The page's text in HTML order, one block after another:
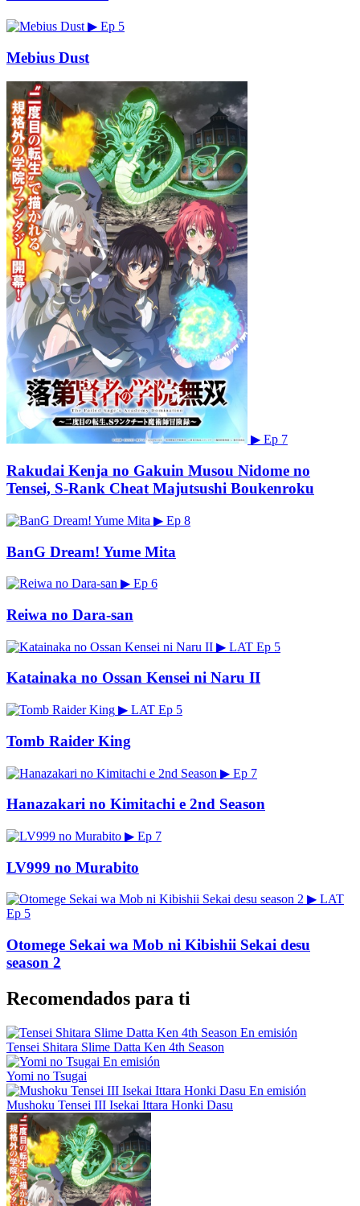
▶ Ep 5
Mebius Dust
▶ Ep 7
Rakudai Kenja no Gakuin Musou Nidome no
Tensei, S-Rank Cheat Majutsushi Boukenroku
▶ Ep 8
BanG Dream! Yume Mita
▶ Ep 6
Reiwa no Dara-san
▶ LAT Ep 5
Katainaka no Ossan Kensei ni Naru II
▶ LAT Ep 5
Tomb Raider King
▶ Ep 7
Hanazakari no Kimitachi e 2nd Season
▶ Ep 7
LV999 no Murabito
▶ LAT
Ep 5
Otomege Sekai wa Mob ni Kibishii Sekai desu
season 2
Recomendados para ti
En emisión
Tensei Shitara Slime Datta Ken 4th Season
En emisión
Yomi no Tsugai
En emisión
Mushoku Tensei III Isekai Ittara Honki Dasu